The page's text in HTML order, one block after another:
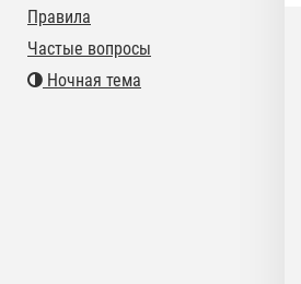
Правила
Частые вопросы
Ночная тема